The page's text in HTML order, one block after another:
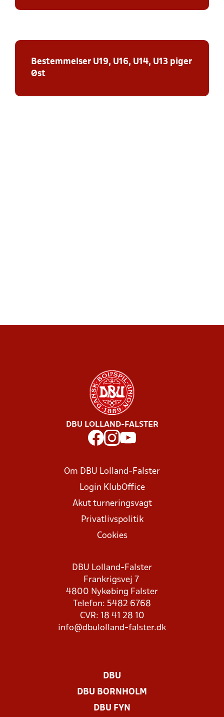
Bestemmelser U19, U16, U14, U13 piger
Øst
DBU LOLLAND-FALSTER
Om DBU Lolland-Falster
Login KlubOffice
Akut turneringsvagt
Privatlivspolitik
Cookies
DBU Lolland-Falster
Frankrigsvej 7
4800 Nykøbing Falster
Telefon: 5482 6768
CVR: 18 41 28 10
info@dbulolland-falster.dk
DBU
DBU BORNHOLM
DBU FYN